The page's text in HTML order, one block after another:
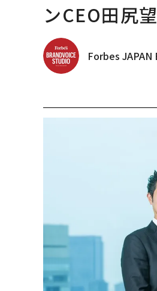
ンCEO田尻
Forbes